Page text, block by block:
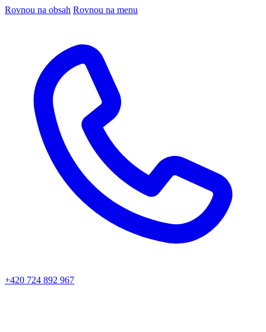
Rovnou na obsah Rovnou na menu
+420 724 892 967